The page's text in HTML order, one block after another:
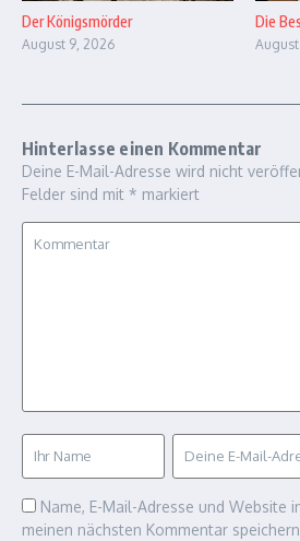
Der Königsmörder
August 9, 2026
Die
Hinterlasse einen Kommentar
Deine E-Mail-Adresse wird nicht
Felder sind mit * markiert
Name, E-Mail-Adresse und Website
meinen nächsten Kommentar